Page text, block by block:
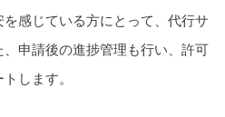
感じている方にとって、代行サ
申請後の進捗管理も行い、許可
します。